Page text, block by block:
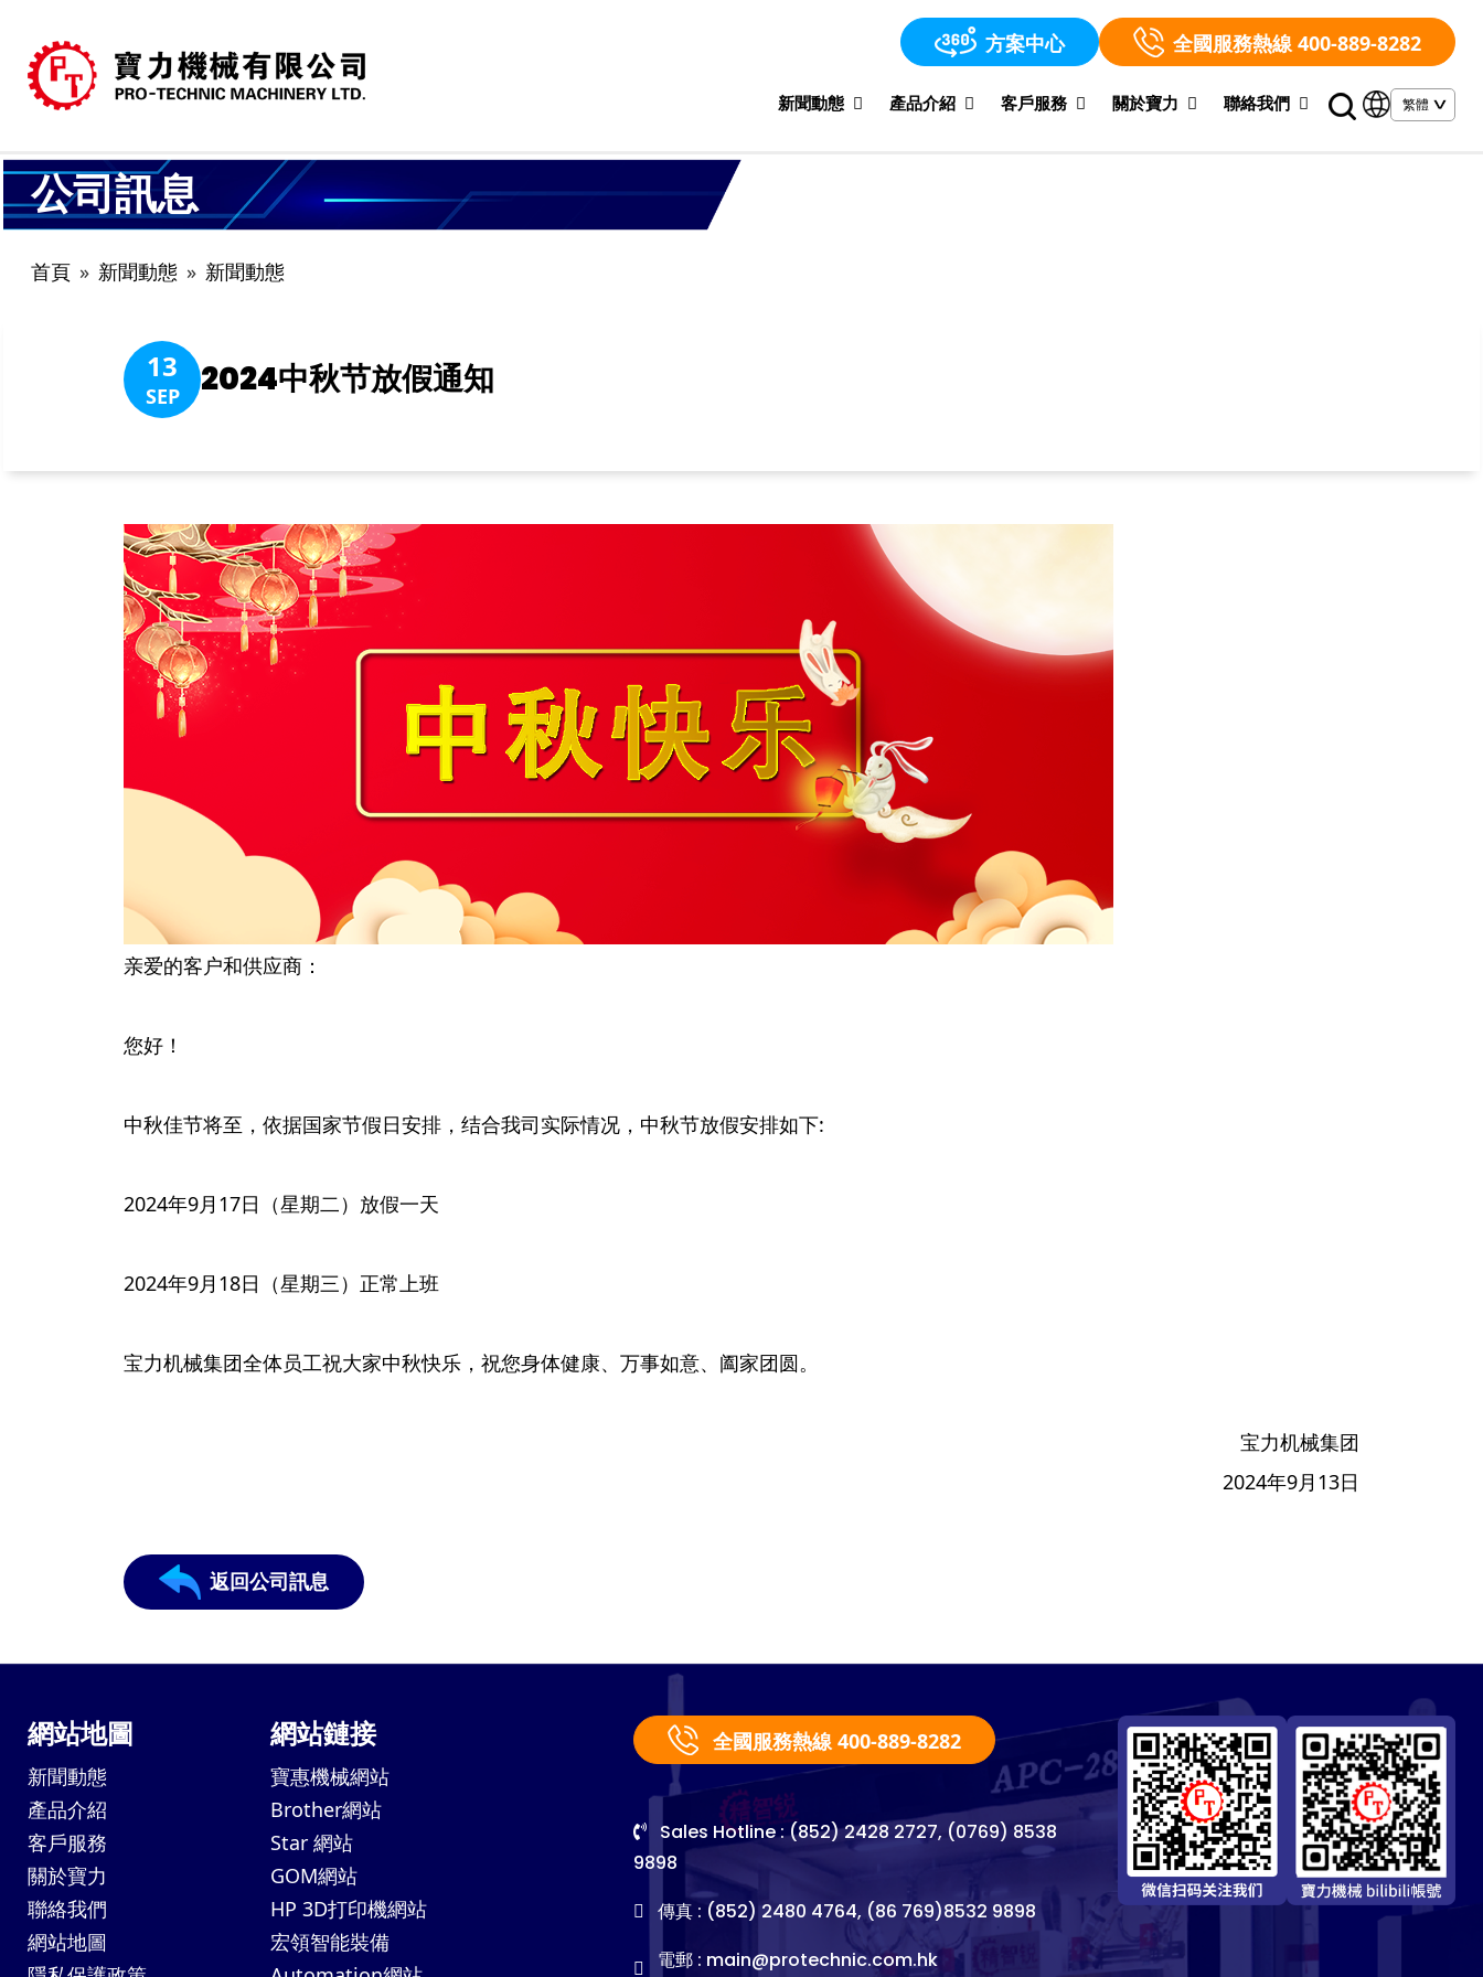
方案中心 全國服務熱線 400-889-8282
新聞動態 產品介紹 客戶服務 關於寶力 聯絡我們
公司訊息
首頁 新聞動態 新聞動態
13
SEP 2024中秋节放假通知
亲爱的客户和供应商：
您好！
中秋佳节将至，依据国家节假日安排，结合我司实际情况，中秋节放假安排如下:
2024年9月17日（星期二）放假一天
2024年9月18日（星期三）正常上班
宝力机械集团全体员工祝大家中秋快乐，祝您身体健康、万事如意、阖家团圆。
宝力机械集团
2024年9月13日
返回公司訊息
網站地圖
新聞動態
產品介紹
客戶服務
關於寶力
聯絡我們
網站地圖
網站鏈接
寶惠機械網站
Brother網站
Star 網站
GOM網站
HP 3D打印機網站
宏領智能裝備
全國服務熱線 400-889-8282
Sales Hotline : (852) 2428 2727, (0769) 8538
9898
傳真 : (852) 2480 4764, (86 769)8532 9898
電郵 : main@protechnic.com.hk